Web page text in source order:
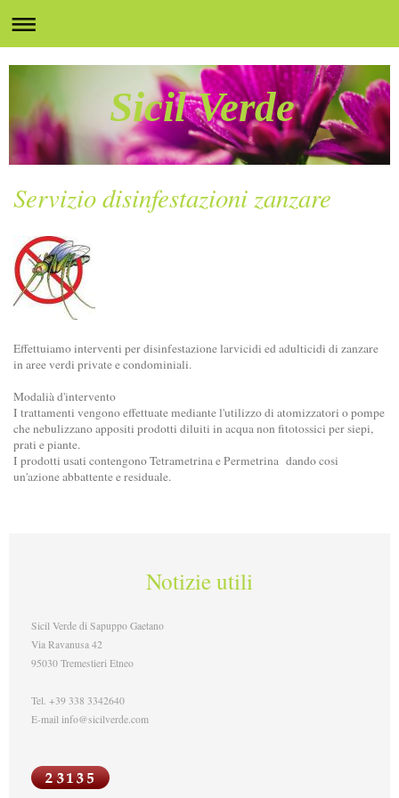
Sicil Verde
Servizio disinfestazioni zanzare
Effettuiamo interventi per disinfestazione larvicidi ed adulticidi di zanzare
in aree verdi private e condominiali.
Modalià d'intervento
I trattamenti vengono effettuate mediante l'utilizzo di atomizzatori o pompe
che nebulizzano appositi prodotti diluiti in acqua non fitotossici per siepi,
prati e piante.
I prodotti usati contengono Tetrametrina e Permetrina dando cosi
un'azione abbattente e residuale.
Notizie utili
Sicil Verde di Sapuppo Gaetano
Via Ravanusa 42
95030 Tremestieri Etneo
Tel. +39 338 3342640
E-mail info@sicilverde.com